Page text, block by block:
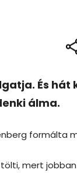
És hát
álma.
formálta
mert